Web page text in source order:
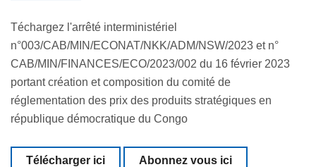
Téchargez l'arrêté interministériel
n°003/CAB/MIN/ECONAT/NKK/ADM/NSW/2023 et n°
CAB/MIN/FINANCES/ECO/2023/002 du 16 février 2023
portant création et composition du comité de
réglementation des prix des produits stratégiques en
république démocratique du Congo
Télécharger ici Abonnez vous ici